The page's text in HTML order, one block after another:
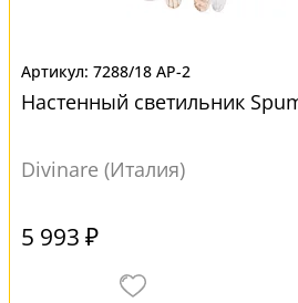
7288/18 AP-2
Настенный светильник
Divinare (Италия)
5 993 ₽